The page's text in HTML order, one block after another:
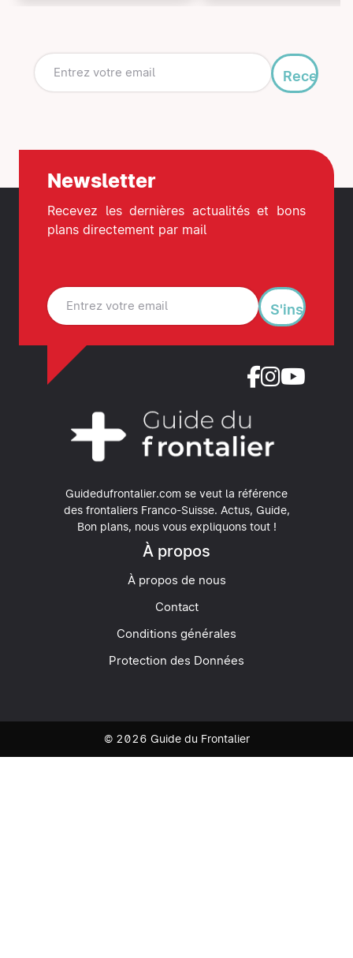
Recevoir
mon
Guidedufrontalier.com se veut la référence
des frontaliers Franco-Suisse. Actus, Guide,
Bon plans, nous vous expliquons tout !
À propos
À propos de nous
Contact
Conditions générales
Protection des Données
Newsletter
Recevez les dernières actualités et bons
plans directement par mail
S'inscrire
© 2026 Guide du Frontalier